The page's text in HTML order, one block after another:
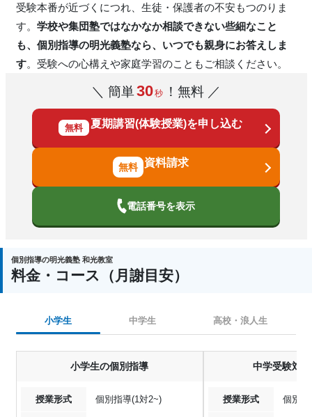
受験本番が近づくにつれ、生徒・保護者の不安もつのりま
す。 学校や集団塾ではなかなか相談できない些細なこと
も、個別指導の明光義塾なら、いつでも親身にお答えしま
す。受験への心構えや家庭学習のこともご相談ください。
＼ 簡単30秒 ！無料 ／
無料 夏期講習(体験授業)を申し込む
資料請求
電話番号を表示
個別指導の明光義塾 和光教室
料金・コース（月謝目安）
小学生 中学生 高校・浪人生
小学生の個別指導
授業形式 個別指導(1対2~)
中学受験対
授業形式 個別指